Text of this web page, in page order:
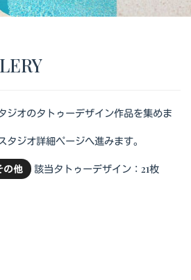
ジオのタトゥーデザイン作品を集めま
ジオ詳細ページへ進みます。
の他
該当タトゥーデザイン：21枚